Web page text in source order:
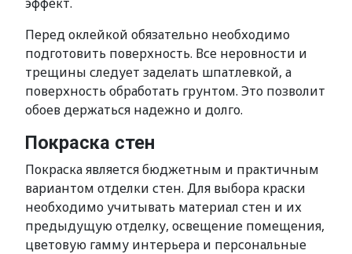
Перед оклейкой обязательно необходимо
подготовить поверхность. Все неровности и
трещины следует заделать шпатлевкой, а
поверхность обработать грунтом. Это позволит
обоев держаться надежно и долго.
Покраска стен
Покраска является бюджетным и практичным
вариантом отделки стен. Для выбора краски
необходимо учитывать материал стен и их
предыдущую отделку, освещение помещения,
цветовую гамму интерьера и персональные